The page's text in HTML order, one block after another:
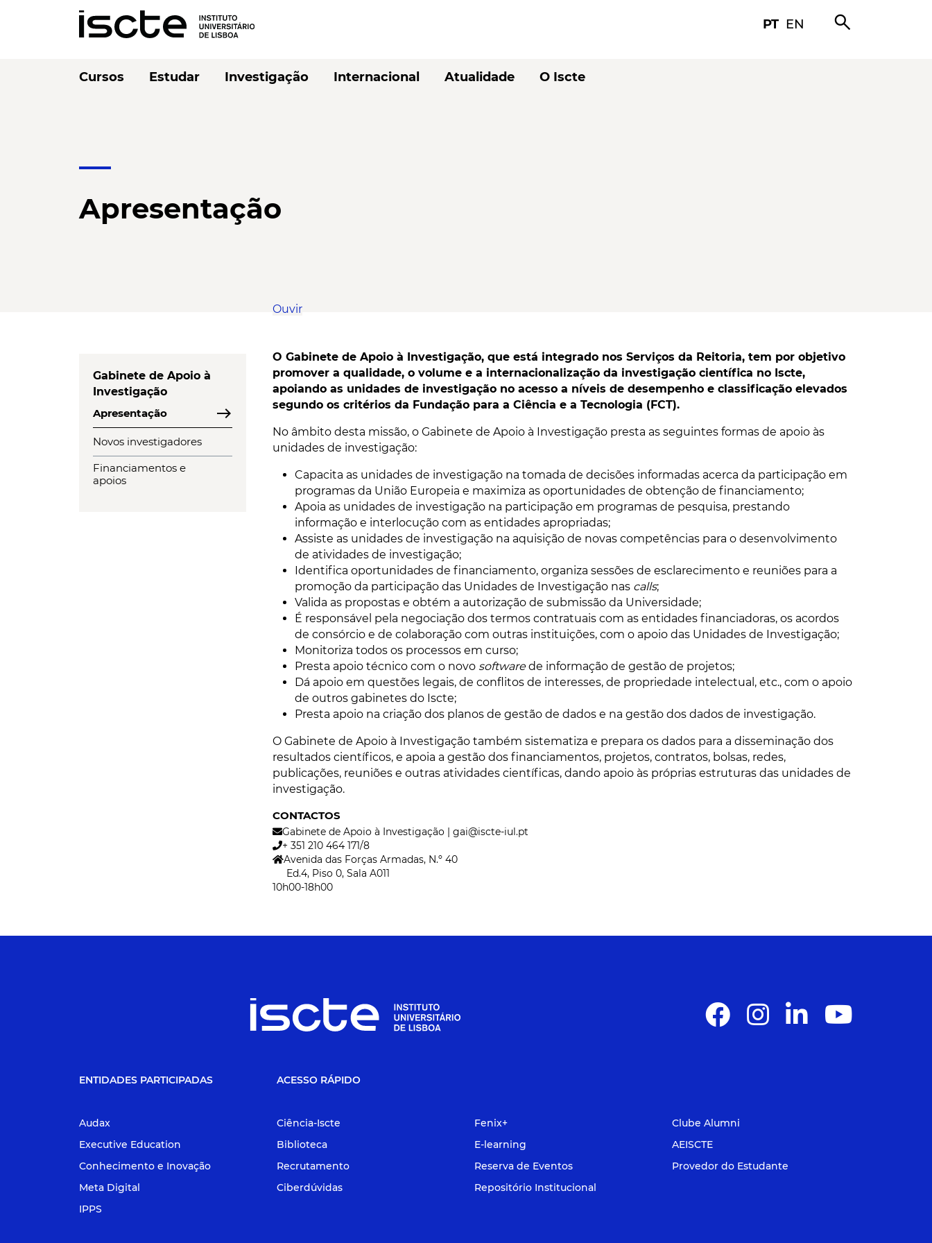
PT EN search
Cursos Estudar Investigação Internacional Atualidade O Iscte
Apresentação
Gabinete de Apoio à
Investigação
Apresentação
east
Novos investigadores
Financiamentos e
apoios
Ouvir
O Gabinete de Apoio à Investigação, que está integrado nos Serviços da Reitoria, tem por objetivo
promover a qualidade, o volume e a internacionalização da investigação científica no Iscte,
apoiando as unidades de investigação no acesso a níveis de desempenho e classificação elevados
segundo os critérios da Fundação para a Ciência e a Tecnologia (FCT).
No âmbito desta missão, o Gabinete de Apoio à Investigação presta as seguintes formas de apoio às
unidades de investigação:
Capacita as unidades de investigação na tomada de decisões informadas acerca da participação em
programas da União Europeia e maximiza as oportunidades de obtenção de financiamento;
Apoia as unidades de investigação na participação em programas de pesquisa, prestando
informação e interlocução com as entidades apropriadas;
Assiste as unidades de investigação na aquisição de novas competências para o desenvolvimento
de atividades de investigação;
Identifica oportunidades de financiamento, organiza sessões de esclarecimento e reuniões para a
promoção da participação das Unidades de Investigação nas calls;
Valida as propostas e obtém a autorização de submissão da Universidade;
É responsável pela negociação dos termos contratuais com as entidades financiadoras, os acordos
de consórcio e de colaboração com outras instituições, com o apoio das Unidades de Investigação;
Monitoriza todos os processos em curso;
Presta apoio técnico com o novo softwarede informação de gestão de projetos;
Dá apoio em questões legais, de conflitos de interesses, de propriedade intelectual, etc., com o apoio
de outros gabinetes do Iscte;
Presta apoio na criação dos planos de gestão de dados e na gestão dos dados de investigação.
O Gabinete de Apoio à Investigação também sistematiza e prepara os dados para a disseminação dos
resultados científicos, e apoia a gestão dos financiamentos, projetos, contratos, bolsas, redes,
publicações, reuniões e outras atividades científicas, dando apoio às próprias estruturas das unidades de
investigação.
CONTACTOS
Gabinete de Apoio à Investigação | gai@iscte-iul.pt
+ 351 210 464 171/8
Avenida das Forças Armadas, N.º 40
Ed.4, Piso 0, Sala A011
10h00-18h00
ENTIDADES PARTICIPADAS
Audax
Executive Education
Conhecimento e Inovação
Meta Digital
IPPS
ACESSO RÁPIDO
Ciência-Iscte
Biblioteca
Recrutamento
Ciberdúvidas
Fenix+
E-learning
Reserva de Eventos
Repositório Institucional
Clube Alumni
AEISCTE
Provedor do Estudante